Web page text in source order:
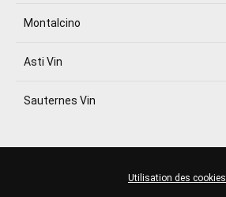
Montalcino
Asti Vin
Sauternes Vin
Utilisation des cookies